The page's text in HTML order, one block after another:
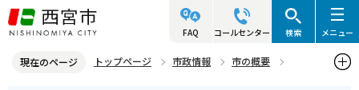
こ
の
FAQ コールセンター 検索 メニュー
現在のページ トップページ 市政情報
市の概要